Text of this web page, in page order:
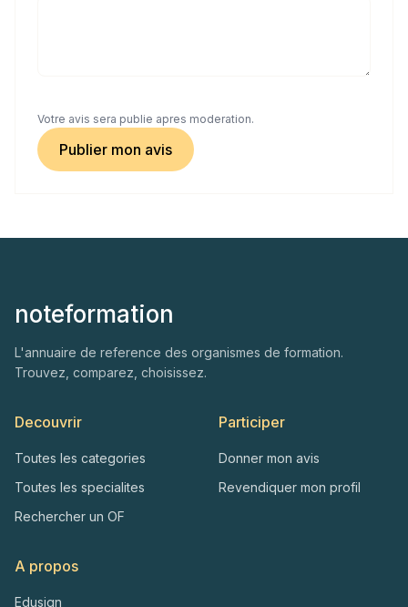
Votre avis sera publie apres moderation.
Publier mon avis
noteformation
L'annuaire de reference des organismes de formation.
Trouvez, comparez, choisissez.
Decouvrir
Toutes les categories
Toutes les specialites
Rechercher un OF
Participer
Donner mon avis
Revendiquer mon profil
A propos
Edusign